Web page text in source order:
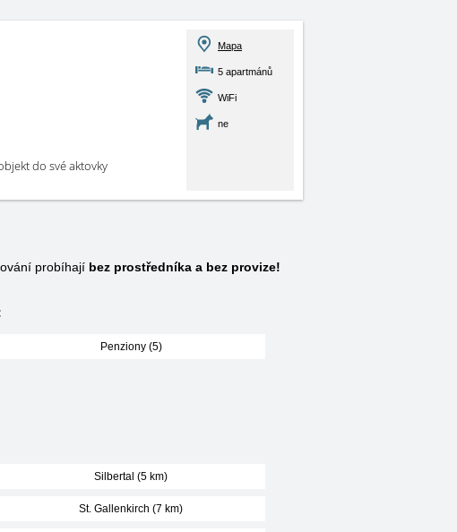
do své aktovky
Mapa
5 apartmánů
WiFi
ne
probíhají bez prostředníka a bez provize!
Penziony (5)
Silbertal (5 km)
St. Gallenkirch (7 km)